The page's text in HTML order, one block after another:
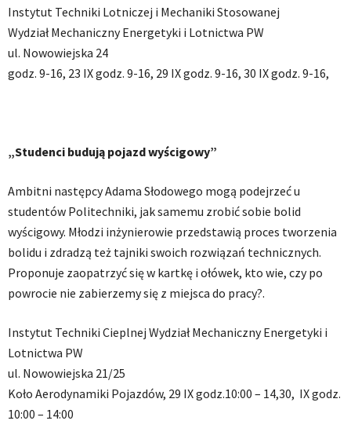
Instytut Techniki Lotniczej i Mechaniki Stosowanej
Wydział Mechaniczny Energetyki i Lotnictwa PW
ul. Nowowiejska 24
godz. 9-16, 23 IX godz. 9-16, 29 IX godz. 9-16, 30 IX godz. 9-16,
„Studenci budują pojazd wyścigowy”
Ambitni następcy Adama Słodowego mogą podejrzeć u
studentów Politechniki, jak samemu zrobić sobie bolid
wyścigowy. Młodzi inżynierowie przedstawią proces tworzenia
bolidu i zdradzą też tajniki swoich rozwiązań technicznych.
Proponuje zaopatrzyć się w kartkę i ołówek, kto wie, czy po
powrocie nie zabierzemy się z miejsca do pracy?.
Instytut Techniki Cieplnej Wydział Mechaniczny Energetyki i
Lotnictwa PW
ul. Nowowiejska 21/25
Koło Aerodynamiki Pojazdów, 29 IX godz.10:00 – 14,30, IX godz.
10:00 – 14:00